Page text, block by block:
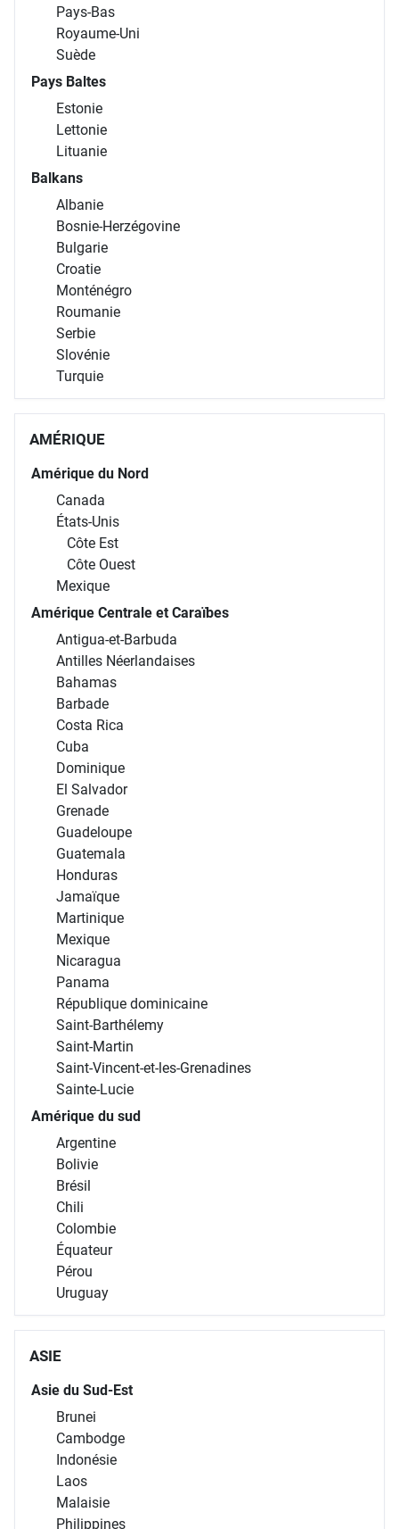
Pays-Bas
Royaume-Uni
Suède
Pays Baltes
Estonie
Lettonie
Lituanie
Balkans
Albanie
Bosnie-Herzégovine
Bulgarie
Croatie
Monténégro
Roumanie
Serbie
Slovénie
Turquie
AMÉRIQUE
Amérique du Nord
Canada
États-Unis
Côte Est
Côte Ouest
Mexique
Amérique Centrale et Caraïbes
Antigua-et-Barbuda
Antilles Néerlandaises
Bahamas
Barbade
Costa Rica
Cuba
Dominique
El Salvador
Grenade
Guadeloupe
Guatemala
Honduras
Jamaïque
Martinique
Mexique
Nicaragua
Panama
République dominicaine
Saint-Barthélemy
Saint-Martin
Saint-Vincent-et-les-Grenadines
Sainte-Lucie
Amérique du sud
Argentine
Bolivie
Brésil
Chili
Colombie
Équateur
Pérou
Uruguay
ASIE
Asie du Sud-Est
Brunei
Cambodge
Indonésie
Laos
Malaisie
Philippines